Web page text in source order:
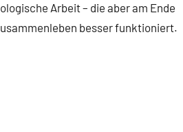
Arbeit – die aber am Ende
besser funktioniert.